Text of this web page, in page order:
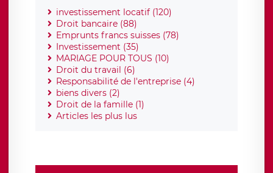
investissement locatif (120)
Droit bancaire (88)
Emprunts francs suisses (78)
Investissement (35)
MARIAGE POUR TOUS (10)
Droit du travail (6)
Responsabilité de l'entreprise (4)
biens divers (2)
Droit de la famille (1)
Articles les plus lus